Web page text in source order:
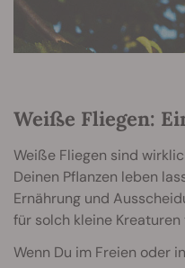
Weiße Fliegen:
Weiße Fliegen sind
Deinen Pflanzen leben
Ernährung und
für solch kleine
Wenn Du im Freien oder